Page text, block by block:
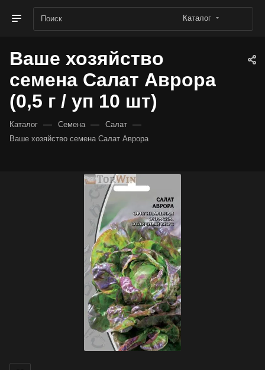
Каталог
Ваше хозяйство
семена Салат Аврора
(0,5 г / уп 10 шт)
Каталог — Семена — Салат —
Ваше хозяйство семена Салат Аврора